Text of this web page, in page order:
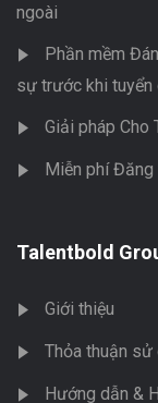
ngoài
Phần mềm
sự trước khi tuyển
Giải pháp Cho
Miễn phí Đăng
Talentbold
Giới thiệu
Thỏa thuận sử
Hướng dẫn &